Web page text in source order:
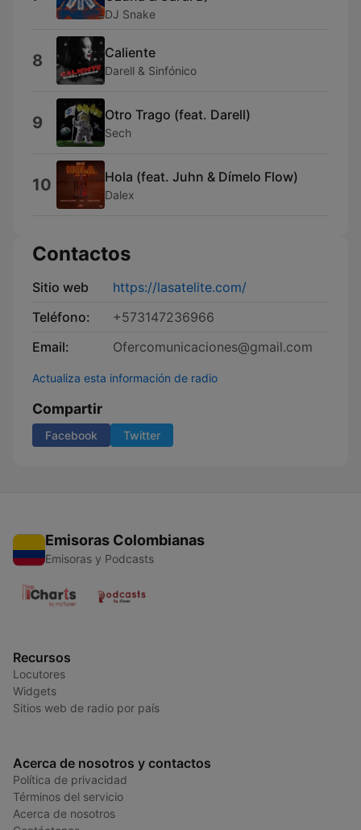
DJ Snake
8 Caliente
Darell & Sinfónico
9 Otro Trago (feat. Darell)
Sech
10 Hola (feat. Juhn & Dímelo Flow)
Dalex
Contactos
Sitio web
https://lasatelite.com/
Teléfono:
+573147236966
Email:
Ofercomunicaciones@gmail.com
Actualiza esta información de radio
Compartir
Facebook Twitter
Emisoras Colombianas
Emisoras y Podcasts
Recursos
Locutores
Widgets
Sitios web de radio por país
Acerca de nosotros y contactos
Política de privacidad
Términos del servicio
Acerca de nosotros